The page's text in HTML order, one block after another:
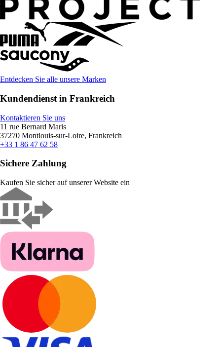
Entdecken Sie alle unsere Marken
Kundendienst in Frankreich
Kontaktieren Sie uns
11 rue Bernard Maris
37270 Montlouis-sur-Loire, Frankreich
+33 1 86 47 62 58
Sichere Zahlung
Kaufen Sie sicher auf unserer Website ein